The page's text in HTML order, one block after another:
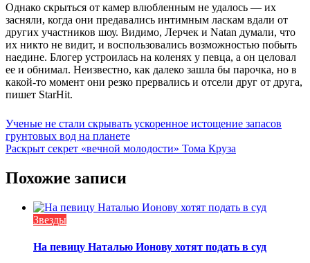
Однако скрыться от камер влюбленным не удалось — их
засняли, когда они предавались интимным ласкам вдали от
других участников шоу. Видимо, Лерчек и Natan думали, что
их никто не видит, и воспользовались возможностью побыть
наедине. Блогер устроилась на коленях у певца, а он целовал
ее и обнимал. Неизвестно, как далеко зашла бы парочка, но в
какой-то момент они резко прервались и отсели друг от друга,
пишет StarHit.
Навигация
по
Ученые не стали скрывать ускоренное истощение запасов
грунтовых вод на планете
Раскрыт секрет «вечной молодости» Тома Круза
Похожие записи
Звезды
На певицу Наталью Ионову хотят подать в суд